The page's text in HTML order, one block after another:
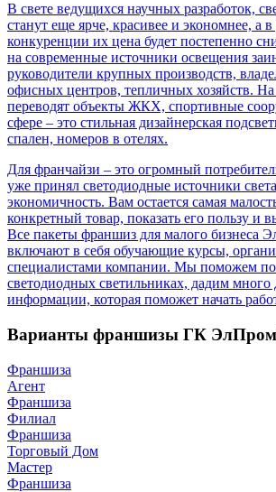
В свете ведущихся научных разработок,
станут еще ярче, красивее и экономнее, а
конкуренции их цена будет постепенно
на современные источники освещения
руководители крупных производств,
офисных центров, тепличных хозяйств.
переводят объекты ЖКХ, спортивные
сфере – это стильная дизайнерская
спален, номеров в отелях.
Для франчайзи – это огромный
уже принял светодиодные источники
экономичность. Вам остается самая
конкретный товар, показать его пользу и
Все пакеты франшиз для малого бизнеса
включают в себя обучающие курсы,
специалистами компании. Мы поможем
светодиодных светильниках, дадим много
информации, которая поможет начать
Варианты франшизы ГК
Франшиза
Агент
Франшиза
Филиал
Франшиза
Торговый Дом
Мастер
Франшиза